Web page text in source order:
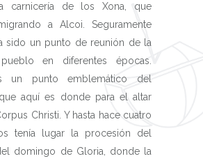
carnicería de los Xona, que
a Alcoi. Seguramente
sido un punto de reunión de la
en diferentes épocas.
un punto emblemático del
aquí es donde para el altar
Christi. Y hasta hace cuatro
tenía lugar la procesión del
domingo de Gloria, donde la